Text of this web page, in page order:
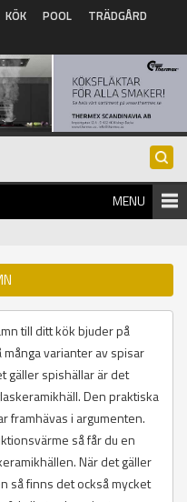
KÖK POOL
TRÄDGÅRD
MENU
till ditt kök bjuder på
varianter av spisar
gäller spishällar är det
Den praktiska
framhävas i argumenten.
så får du en
När det gäller
så finns det också mycket